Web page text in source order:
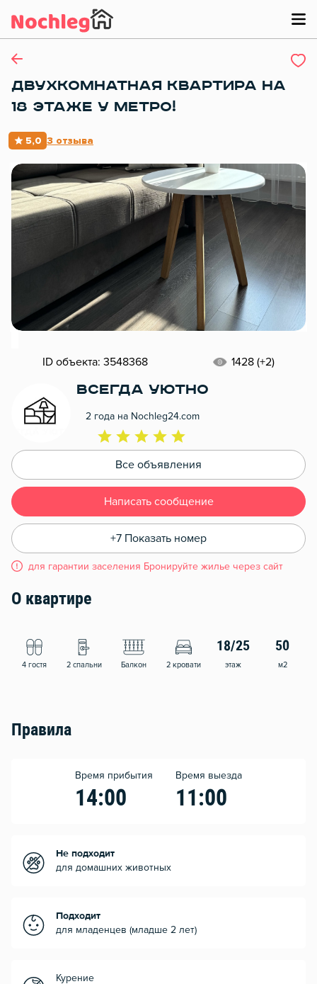
ДВУХКОМНАТНАЯ КВАРТИРА НА
18 ЭТАЖЕ У МЕТРО!
5,0 3 отзыва
ID объекта: 3548368 1428 (+2)
Всегда Уютно
2 года на Nochleg24.com
Все объявления
Написать сообщение
+7 Показать номер
для гарантии заселения Бронируйте жилье через сайт
О квартире
4 гостя 2 спальни Балкон 2 кровати
18/25
этаж
50
м2
Правила
Время прибытия
14:00
Время выезда
11:00
Не подходит
для домашних животных
Подходит
для младенцев (младше 2 лет)
Курение